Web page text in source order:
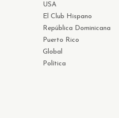
USA
El Club Hispano
República Dominicana
Puerto Rico
Global
Política